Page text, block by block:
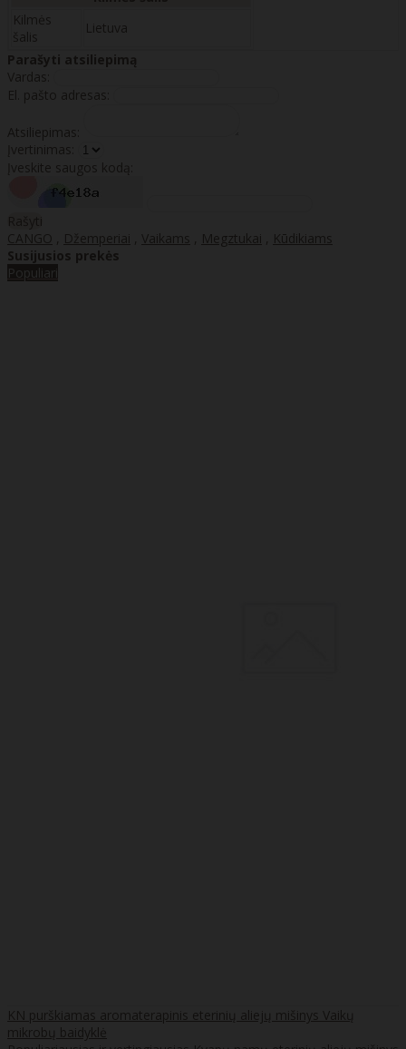
Kilmės
šalis
Lietuva
Parašyti atsiliepimą
Vardas:
El. pašto adresas:
Atsiliepimas:
Įvertinimas:
Įveskite saugos kodą:
Rašyti
CANGO , Džemperiai , Vaikams , Megztukai , Kūdikiams
Susijusios prekės
Populiari
KN purškiamas aromaterapinis eterinių aliejų mišinys Vaikų
mikrobų baidyklė